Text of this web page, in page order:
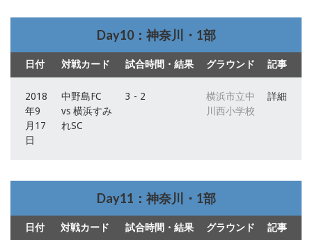
Day10：神奈川・1部
日付 対戦カード 試合時間・結果 グラウンド 記事
2018
年9
月17
日
中野島FC
vs 横浜すみ
れSC
3 - 2
横浜市立中
川西小学校
詳細
Day11：神奈川・1部
日付 対戦カード 試合時間・結果 グラウンド 記事